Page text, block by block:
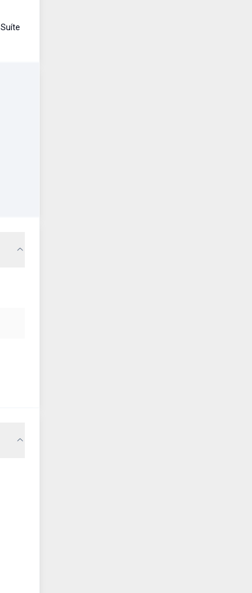
Suíte